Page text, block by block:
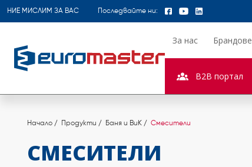
НИЕ МИСЛИМ ЗА ВАС Последвайте ни:
За нас Брандове
B2B портал
Начало Продукти Баня и ВиК Смесители
СМЕСИТЕЛИ